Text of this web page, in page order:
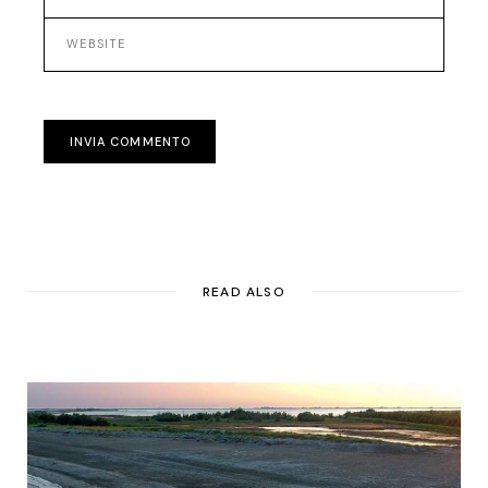
INVIA COMMENTO
READ ALSO